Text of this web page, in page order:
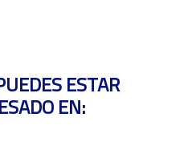
ESTAR
EN: